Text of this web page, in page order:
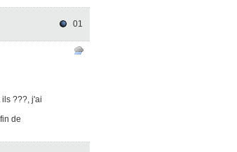
01
???, j'ai
de